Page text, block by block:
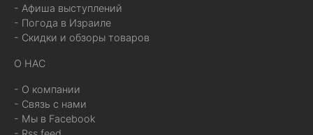
- Афиша выступлений
- Погода в Израиле
- Скидки и обзоры товаров
О НАС
- О компании
- Связь с нами
- Мы в Facebook